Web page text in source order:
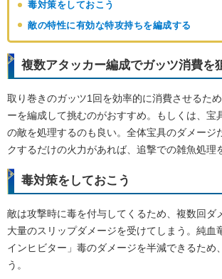
毒対策をしておこう
敵の特性に有効な特攻持ちを編成する
複数アタッカー編成でガッツ消費を
取り巻きのガッツ1回を効率的に消費させるた
ーを編成して挑むのがおすすめ。もしくは、
の敵を処理するのも良い。全体宝具のダメージ
クするだけの火力があれば、追撃での雑魚処理
毒対策をしておこう
敵は攻撃時に毒を付与してくるため、複数回ダ
大量のスリップダメージを受けてしまう。純血
インヒビター」毒のダメージを半減できるため
う。